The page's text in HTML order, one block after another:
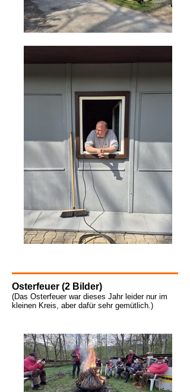
Osterfeuer (2 Bilder)
(Das Osterfeuer war dieses Jahr leider nur im
kleinen Kreis, aber dafür sehr gemütlich.)